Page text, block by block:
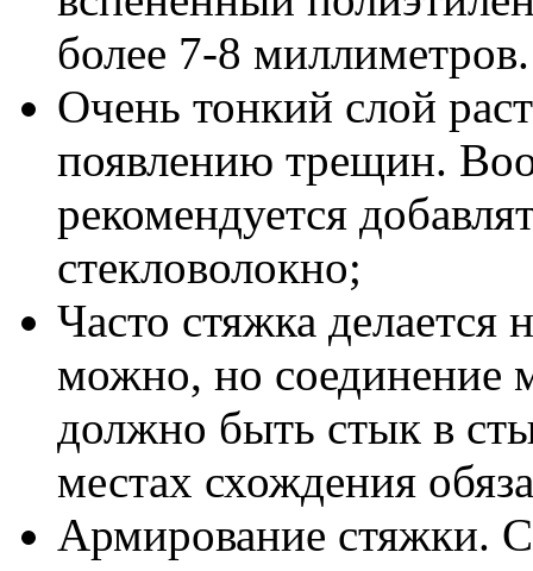
более 7-8 миллиметров.
Очень тонкий слой
появлению трещин.
рекомендуется
стекловолокно;
Часто стяжка делается
можно, но соединение
должно быть стык в
местах схождения
Армирование стяжки.